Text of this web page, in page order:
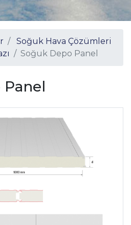
Soğuk Hava Çözümleri
Soğuk Depo Panel